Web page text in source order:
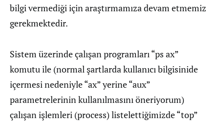
bilgi vermediği için araştırmamıza devam etmemiz
gerekmektedir.
Sistem üzerinde çalışan programları “ps ax”
komutu ile (normal şartlarda kullanıcı bilgisinide
içermesi nedeniyle “ax” yerine “aux”
parametrelerinin kullanılmasını öneriyorum)
çalışan işlemleri (process) listelettiğimizde “top”